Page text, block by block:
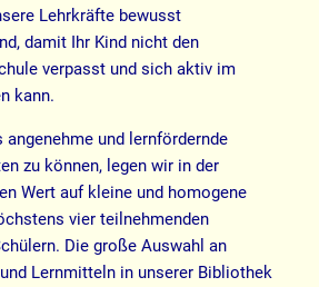
Lehrkräfte bewusst
damit Ihr Kind nicht den
verpasst und sich aktiv im
kann.
angenehme und lernfördernde
zu können, legen wir in der
Wert auf kleine und homogene
vier teilnehmenden
Die große Auswahl an
Lernmitteln in unserer Bibliothek